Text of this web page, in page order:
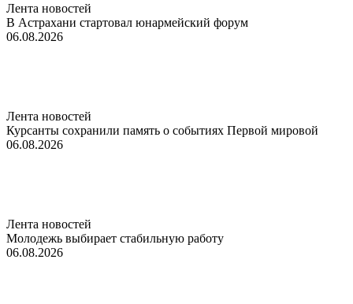
Лента новостей
В Астрахани стартовал юнармейский форум
06.08.2026
Лента новостей
Курсанты сохранили память о событиях Первой мировой
06.08.2026
Лента новостей
Молодежь выбирает стабильную работу
06.08.2026